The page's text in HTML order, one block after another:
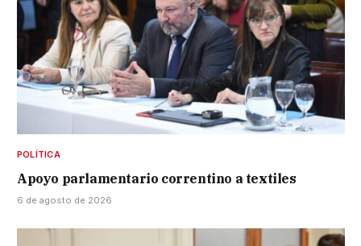
POLÍTICA
Apoyo parlamentario correntino a textiles
6 de agosto de 2026